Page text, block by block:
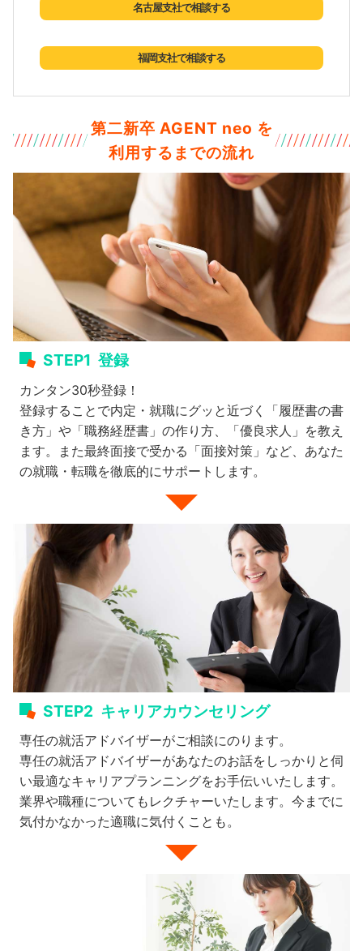
名古屋支社で相談する
福岡支社で相談する
第二新卒 AGENT neo を
利用するまでの流れ
STEP1 登録
カンタン30秒登録！
登録することで内定・就職にグッと近づく「履歴書の書
き方」や「職務経歴書」の作り方、「優良求人」を教え
ます。また最終面接で受かる「面接対策」など、あなた
の就職・転職を徹底的にサポートします。
STEP2 キャリアカウンセリング
専任の就活アドバイザーがご相談にのります。
専任の就活アドバイザーがあなたのお話をしっかりと伺
い最適なキャリアプランニングをお手伝いいたします。
業界や職種についてもレクチャーいたします。今までに
気付かなかった適職に気付くことも。